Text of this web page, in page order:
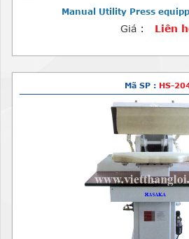
Manual Utility Press
Giá : Liên
Mã SP : HS-